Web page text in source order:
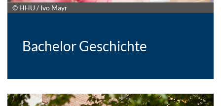
© HHU / Ivo Mayr
Bachelor Geschichte